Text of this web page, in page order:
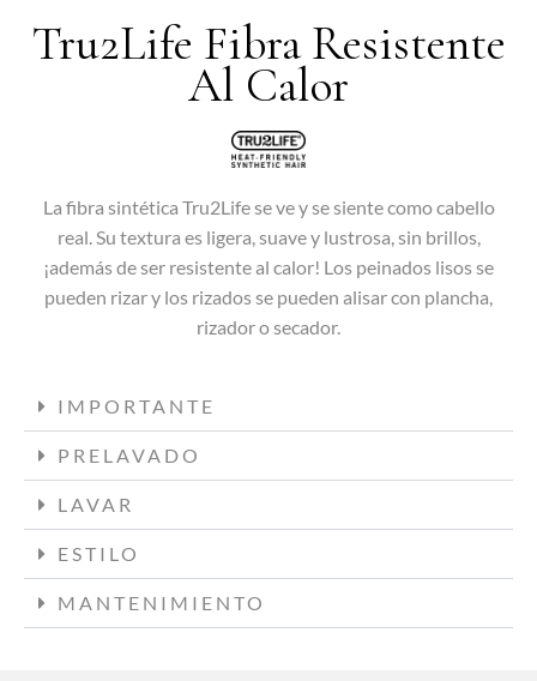
Tru2Life Fibra Resistente
Al Calor
La fibra sintética Tru2Life se ve y se siente como cabello
real. Su textura es ligera, suave y lustrosa, sin brillos,
¡además de ser resistente al calor! Los peinados lisos se
pueden rizar y los rizados se pueden alisar con plancha,
rizador o secador.
IMPORTANTE
PRELAVADO
LAVAR
ESTILO
MANTENIMIENTO